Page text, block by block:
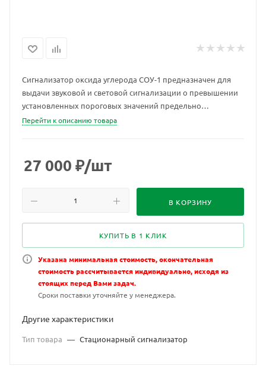
Сигнализатор оксида углерода СОУ-1 предназначен для
выдачи звуковой и световой сигнализации о превышении
установленных пороговых значений предельно
допустимой концентрации угарного газа в воздухе рабочих
Перейти к описанию товара
27 000 ₽/шт
В КОРЗИНУ
КУПИТЬ В 1 КЛИК
Указана минимальная стоимость, окончательная
стоимость рассчитывается индивидуально, исходя из
стоящих перед Вами задач.
Сроки поставки уточняйте у менеджера.
Другие характеристики
Тип товара — Стационарный сигнализатор